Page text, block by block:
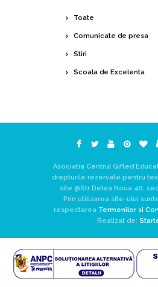
Toate
Comunicate de presa
Stiri
Scoala de Excelenta
Asociatia Centrul Gifted
drepturile rezervate pentru
site @Str Delea Noua 40,
Prin utilizarea site-ului
respectarea Termenilor si
Realizat de: